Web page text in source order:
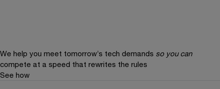
We help you meet tomorrow’s tech demands so you can
compete at a speed that rewrites the rules
See how